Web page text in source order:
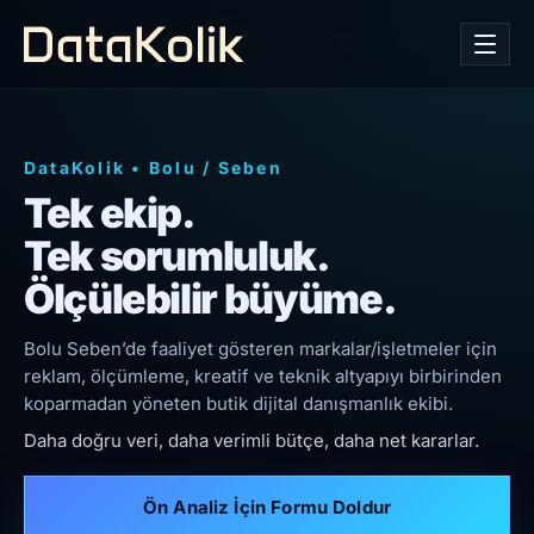
DataKolik • Bolu / Seben
Tek ekip.
Tek sorumluluk.
Ölçülebilir büyüme.
Bolu Seben’de faaliyet gösteren markalar/işletmeler için
reklam, ölçümleme, kreatif ve teknik altyapıyı birbirinden
koparmadan yöneten butik dijital danışmanlık ekibi.
Daha doğru veri, daha verimli bütçe, daha net kararlar.
Ön Analiz İçin Formu Doldur